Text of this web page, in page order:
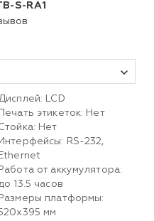
S-RA1
LCD
Печать этикеток: Нет
Нет
Интерфейсы: RS-232,
Ethernet
Работа от аккумулятора:
13.5 часов
Размеры платформы:
мм